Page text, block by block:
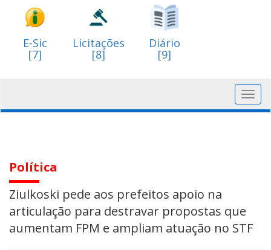
E-Sic
[7]
Licitações
[8]
Diário
[9]
Política
Ziulkoski pede aos prefeitos apoio na
articulação para destravar propostas que
aumentam FPM e ampliam atuação no STF